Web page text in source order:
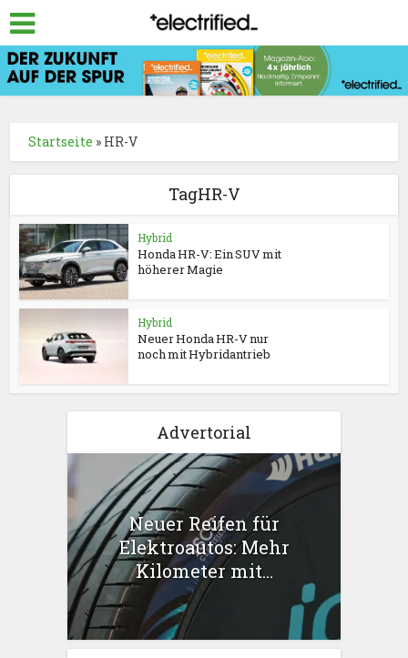
Startseite » HR-V
TagHR-V
Hybrid
Honda HR-V: Ein SUV mit
höherer Magie
Hybrid
Neuer Honda HR-V nur
noch mit Hybridantrieb
Advertorial
Neuer Reifen für
Elektroautos: Mehr
Kilometer mit...